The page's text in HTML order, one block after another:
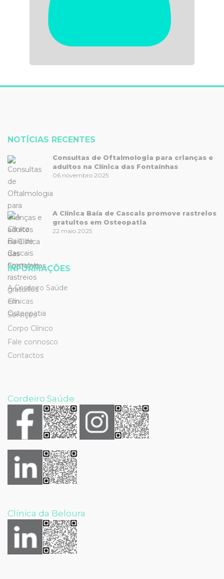
NOTÍCIAS RECENTES
Consultas de Oftalmologia para crianças e
adultos na Clínica das Fontaínhas
06 novembro 2025
A Clínica Baía de Cascais promove rastreios
gratuitos em Osteopatia
22 maio 2025
INFORMAÇÕES
A Cordeiro Saúde
Clínicas
Serviços
Corpo Clínico
Fale connosco
Contactos
Cordeiro Saúde
Clínica da Beloura